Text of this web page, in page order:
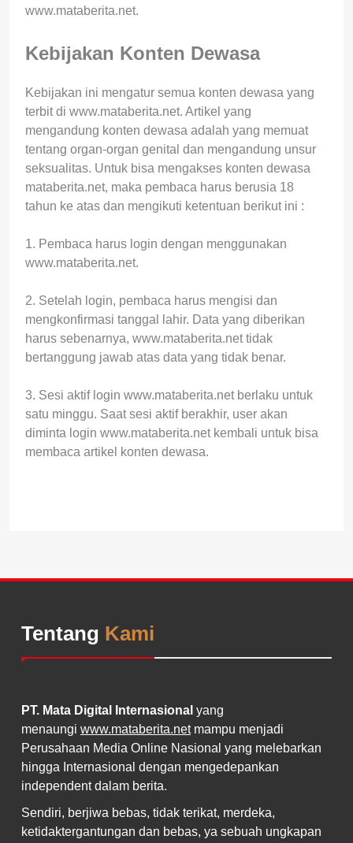
www.mataberita.net.
Kebijakan Konten Dewasa
Kebijakan ini mengatur semua konten dewasa yang
terbit di www.mataberita.net. Artikel yang
mengandung konten dewasa adalah yang memuat
tentang organ-organ genital dan mengandung unsur
seksualitas. Untuk bisa mengakses konten dewasa
mataberita.net, maka pembaca harus berusia 18
tahun ke atas dan mengikuti ketentuan berikut ini :
1. Pembaca harus login dengan menggunakan
www.mataberita.net.
2. Setelah login, pembaca harus mengisi dan
mengkonfirmasi tanggal lahir. Data yang diberikan
harus sebenarnya, www.mataberita.net tidak
bertanggung jawab atas data yang tidak benar.
3. Sesi aktif login www.mataberita.net berlaku untuk
satu minggu. Saat sesi aktif berakhir, user akan
diminta login www.mataberita.net kembali untuk bisa
membaca artikel konten dewasa.
Tentang Kami
PT. Mata Digital Internasional yang
menaungi www.mataberita.netmampu menjadi
Perusahaan Media Online Nasional yang melebarkan
hingga Internasional dengan mengedepankan
independent dalam berita.
Sendiri, berjiwa bebas, tidak terikat, merdeka,
ketidaktergantungan dan bebas, ya sebuah ungkapan